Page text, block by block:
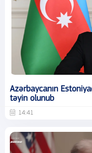
Azərbaycanın
təyin olunub
14:41